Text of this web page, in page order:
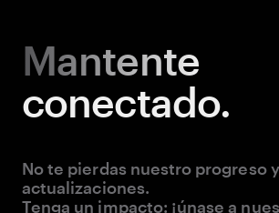
Mantente
conectado.
No te pierdas nuestro progreso
actualizaciones.
Tenga un impacto: ¡únase a